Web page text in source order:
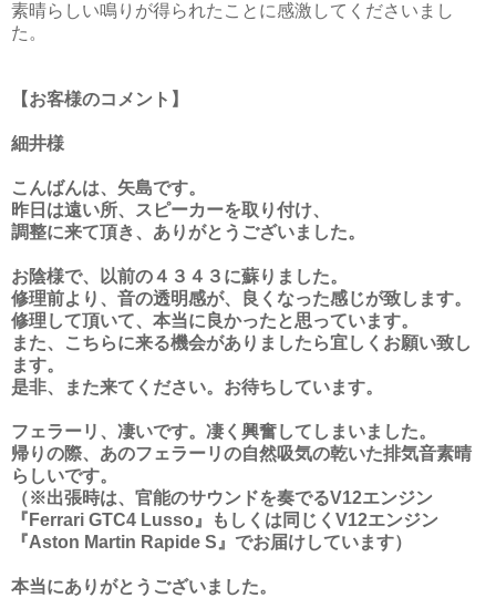
素晴らしい鳴りが得られたことに感激してくださいまし
た。
【お客様のコメント】
細井様
こんばんは、矢島です。
昨日は遠い所、スピーカーを取り付け、
調整に来て頂き、ありがとうございました。
お陰様で、以前の４３４３に蘇りました。
修理前より、音の透明感が、良くなった感じが致します。
修理して頂いて、本当に良かったと思っています。
また、こちらに来る機会がありましたら宜しくお願い致し
ます。
是非、また来てください。お待ちしています。
フェラーリ、凄いです。凄く興奮してしまいました。
帰りの際、あのフェラーリの自然吸気の乾いた排気音素晴
らしいです。
（※出張時は、官能のサウンドを奏でるV12エンジン
『Ferrari GTC4 Lusso』もしくは同じくV12エンジン
『Aston Martin Rapide S』でお届けしています）
本当にありがとうございました。